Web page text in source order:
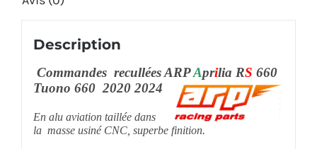
Description
Commandes recullées ARPAprilia RS 660
Tuono 660 2020 2024
En alu aviation taillée dans
la masse usiné CNC, superbe finition.